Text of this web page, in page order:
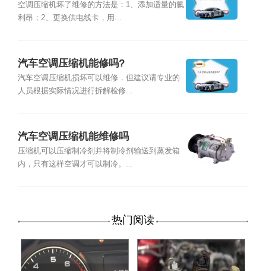
空调压缩机坏了维修的方法是：1、添加适量的氟
利昂；2、更换供电线卡，用...
汽车空调压缩机能修吗?
汽车空调压缩机损坏可以维修，但建议请专业的
人员根据实际情况进行拆解检修...
汽车空调压缩机能维修吗
压缩机可以压缩制冷剂并将制冷剂输送到蒸发箱
内，只有这样空调才可以制冷。...
热门阅读